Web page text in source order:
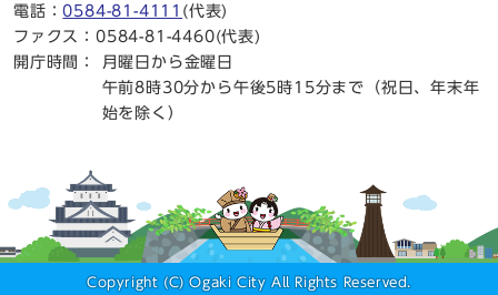
電話：0584-81-4111 (代表)
ファクス：0584-81-4460(代表)
開庁時間：
月曜日から金曜日
午前8時30分から午後5時15分まで（祝日、年末年
始を除く）
Copyright (C) Ogaki City All Rights Reserved.